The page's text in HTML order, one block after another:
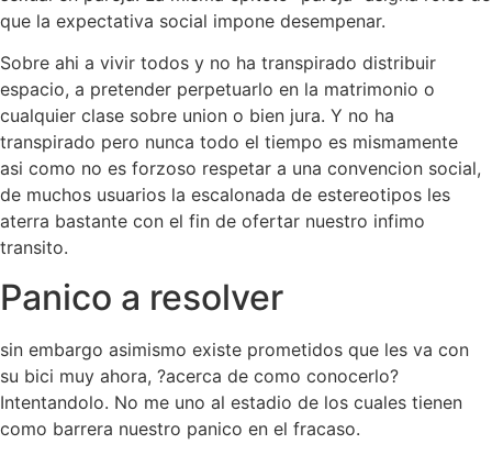
que la expectativa social impone desempenar.
Sobre ahi a vivir todos y no ha transpirado distribuir
espacio, a pretender perpetuarlo en la matrimonio o
cualquier clase sobre union o bien jura. Y no ha
transpirado pero nunca todo el tiempo es mismamente
asi­ como no es forzoso respetar a una convencion social,
de muchos usuarios la escalonada de estereotipos les
aterra bastante con el fin de ofertar nuestro infimo
transito.
Panico a resolver
sin embargo asimismo existe prometidos que les va con
su bici muy ahora, ?acerca de como conocerlo?
Intentandolo. No me uno al estadio de los cuales tienen
como barrera nuestro panico en el fracaso.